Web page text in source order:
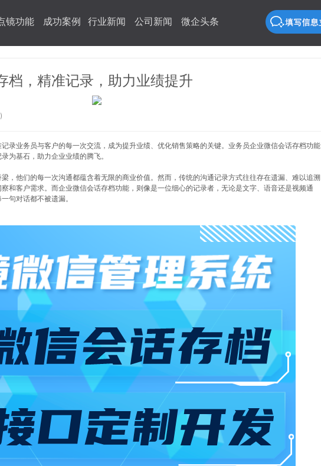
镜功能 成功案例 行业新闻 公司新闻 微企头条
档，精准记录，助力业绩提升
录业务员与客户的每一次交流，成为提升业绩、优化销售策略的关键。业务员企业微信会话存档功能
为基石，助力企业业绩的腾飞。
，他们的每一次沟通都蕴含着无限的商业价值。然而，传统的沟通记录方式往往存在遗漏、难以追溯
和客户需求。而企业微信会话存档功能，则像是一位细心的记录者，无论是文字、语音还是视频通
句对话都不被遗漏。